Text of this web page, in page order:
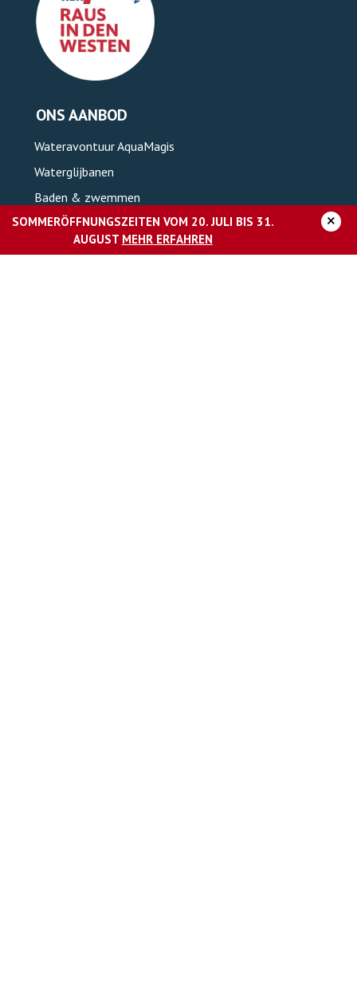
SOMMERÖFFNUNGSZEITEN VOM 20. JULI BIS 31.
AUGUST MEHR ERFAHREN
×
ONS AANBOD
Wateravontuur AquaMagis
Waterglijbanen
Baden & zwemmen
Kids & family
Textiel sauna